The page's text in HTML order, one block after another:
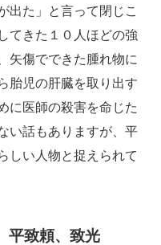
出た」と言って閉じこ
てきた１０人ほどの強
矢傷でできた腫れ物に
胎児の肝臓を取り出す
に医師の殺害を命じた
い話もありますが、平
しい人物と捉えられて
致頼、致光